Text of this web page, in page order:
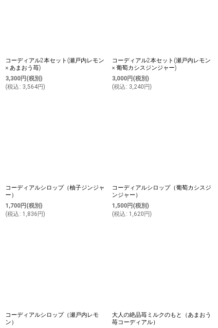
コーディアル2本セット(瀬戸内レモン
× あまおう苺)
3,300円 (税別)
(税込 : 3,564円)
コーディアル2本セット(瀬戸内レモン
× 葡萄カシスジンジャー)
3,000円 (税別)
(税込 : 3,240 円)
コーディアルシロップ（柚子ジンジャ
ー）
1,700円 (税別)
(税込 : 1,836 円)
コーディアルシロップ（葡萄カシスジ
ンジャー）
1,500円 (税別)
(税込 : 1,620 円)
コーディアルシロップ（瀬戸内レモ
ン）
大人の絶品苺ミルクのもと（あまおう
苺コーディアル）